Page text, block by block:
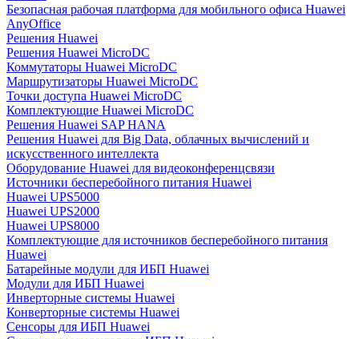
Безопасная рабочая платформа для мобильного офиса Huawei
AnyOffice
Решения Huawei
Решения Huawei MicroDC
Коммутаторы Huawei MicroDC
Маршрутизаторы Huawei MicroDC
Точки доступа Huawei MicroDC
Комплектующие Huawei MicroDC
Решения Huawei SAP HANA
Решения Huawei для Big Data, облачных вычислений и
искусственного интеллекта
Оборудование Huawei для видеоконференцсвязи
Источники бесперебойного питания Huawei
Huawei UPS5000
Huawei UPS2000
Huawei UPS8000
Комплектующие для источников бесперебойного питания
Huawei
Батарейные модули для ИБП Huawei
Модули для ИБП Huawei
Инверторные системы Huawei
Конверторные системы Huawei
Сенсоры для ИБП Huawei